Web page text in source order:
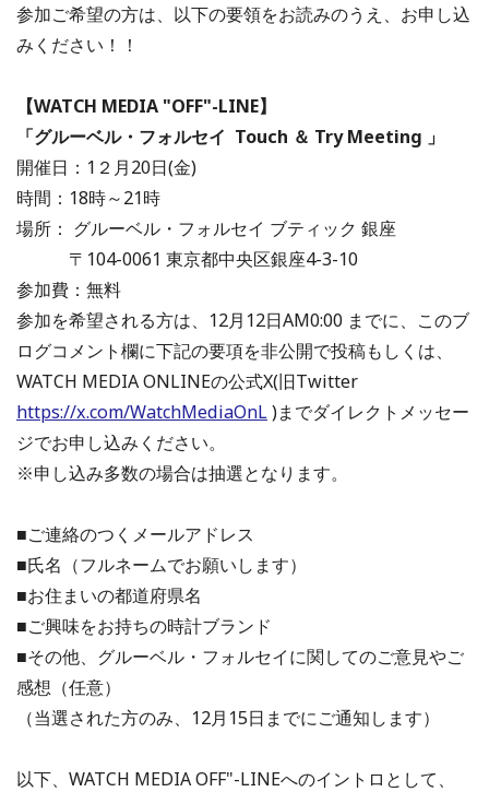
参加ご希望の方は、以下の要領をお読みのうえ、お申し込
みください！！
【WATCH MEDIA "OFF"-LINE】
「グルーベル・フォルセイ Touch ＆ Try Meeting 」
開催日：1２月20日(金)
時間：18時～21時
場所： グルーベル・フォルセイ ブティック 銀座
〒104-0061 東京都中央区銀座4-3-10
参加費：無料
参加を希望される方は、12月12日AM0:00 までに、このブ
ログコメント欄に下記の要項を非公開で投稿もしくは、
WATCH MEDIA ONLINEの公式X(旧Twitter
https://x.com/WatchMediaOnL)までダイレクトメッセー
ジでお申し込みください。
※申し込み多数の場合は抽選となります。
■ご連絡のつくメールアドレス
■氏名（フルネームでお願いします）
■お住まいの都道府県名
■ご興味をお持ちの時計ブランド
■その他、グルーベル・フォルセイに関してのご意見やご
感想（任意）
（当選された方のみ、12月15日までにご通知します）
以下、WATCH MEDIA OFF"-LINEへのイントロとして、